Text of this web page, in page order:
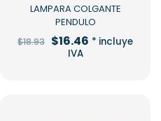
-13%
LAMPARA COLGANTE
PENDULO
$18.93 El
precio
$16.46 El
precio
* incluye
IVA